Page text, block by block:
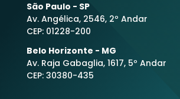
São Paulo - SP
Av. Angélica, 2546, 2º Andar
CEP: 01228-200
Belo Horizonte - MG
Av. Raja Gabaglia, 1617, 5º Andar
CEP: 30380-435